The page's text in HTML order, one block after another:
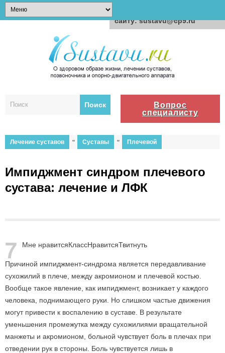
Вопрос
специалисту
Лечение суставов " Суставы " Плечевой
Импиджмент синдром плечевого
сустава: лечение и ЛФК
7 Мне нравитсяКлассНравитсяТвитнуть
Причиной импиджмент-синдрома является передавливание
сухожилий в плече, между акромионом и плечевой костью.
Вообще такое явление, как импиджмент, возникает у каждого
человека, поднимающего руки. Но слишком частые движения
могут привести к воспалению в суставе. В результате
уменьшения промежутка между сухожилиями вращательной
манжеты и акромионом, больной чувствует боль в плечах при
отведении рук в стороны. Боль чувствуется лишь в
сайту: sustavu@cp9.ru